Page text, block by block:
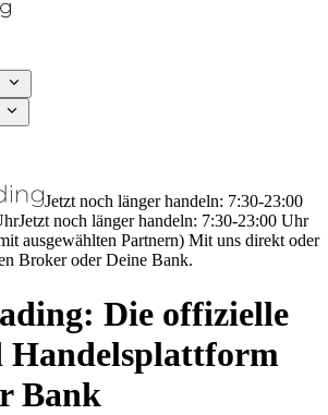
Jetzt noch länger handeln: 7:30-23:00
Jetzt noch länger handeln: 7:30-23:00 Uhr
ausgewählten Partnern) Mit uns direkt oder
Broker oder Deine Bank.
Die offizielle
Handelsplattform
Bank